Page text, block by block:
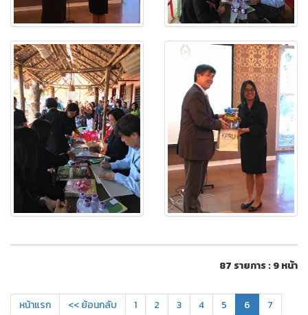
87 รายการ : 9 หน้า
หน้าแรก << ย้อนกลับ 1 2 3 4 5 6
7